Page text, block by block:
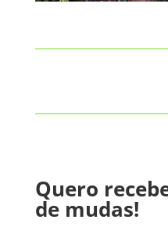
Quero
de mudas!